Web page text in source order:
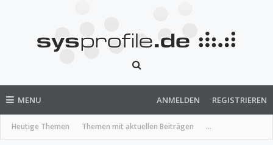
MENU
Heutige Themen Themen mit aktuellen Beiträgen ...
ANMELDEN REGISTRIEREN